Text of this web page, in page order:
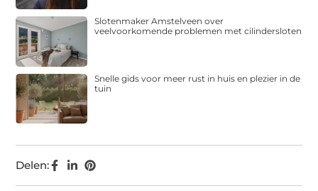
Delen:
Slotenmaker Amstelveen over
veelvoorkomende problemen met cilindersloten
Snelle gids voor meer rust in huis en plezier in de
tuin